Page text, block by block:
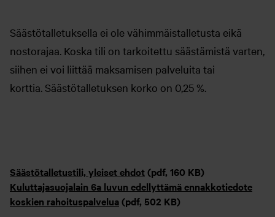
Säästötalletuksella ei ole vähimmäistalletusta eikä
nostorajaa. Koska tili on tarkoitettu säästämistä varten,
siihen ei voi liittää maksamisen palveluita tai
korttia. Säästötalletuksen korko on 0,25 %.
Säästötalletustili, yleiset ehdot(pdf, 160 KB)
Kuluttajasuojalain 6a luvun edellyttämä ennakkotiedote
koskien rahoituspalvelua(pdf, 502 KB)